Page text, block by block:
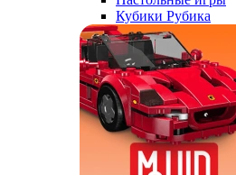
Кубики Рубика